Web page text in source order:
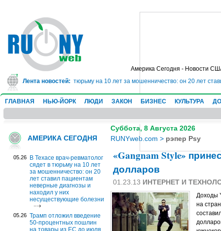
Америка Сегодня - Новости
Лента новостей:
ревматолог сядет в тюрьму на 10 лет за мошенничество: он 20 лет
ГЛАВНАЯ НЬЮ-ЙОРК ЛЮДИ ЗАКОН БИЗНЕС КУЛЬТУРА
АМЕРИКА СЕГОДНЯ
05.26
В Техасе врач-ревматолог
сядет в тюрьму на 10 лет
за мошенничество: он 20
лет ставил пациентам
неверные диагнозы и
находил у них
несуществующие болезни
05.26 Трамп отложил введение
50-процентных пошлин
на товары из ЕС до июля
Суббота, 8 Августа 2026
RUNYweb.com > рэпер Psy
«Gangnam Style»
долларов
01.23.13 ИНТЕРНЕТ И
Доходы
на